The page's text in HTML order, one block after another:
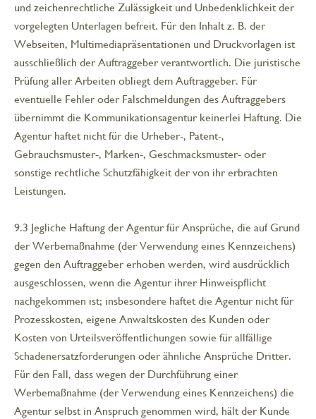
und zeichenrechtliche Zulässigkeit und Unbedenklichkeit der
vorgelegten Unterlagen befreit. Für den Inhalt z. B. der
Webseiten, Multimediapräsentationen und Druckvorlagen ist
ausschließlich der Auftraggeber verantwortlich. Die juristische
Prüfung aller Arbeiten obliegt dem Auftraggeber. Für
eventuelle Fehler oder Falschmeldungen des Auftraggebers
übernimmt die Kommunikationsagentur keinerlei Haftung. Die
Agentur haftet nicht für die Urheber-, Patent-,
Gebrauchsmuster-, Marken-, Geschmacksmuster- oder
sonstige rechtliche Schutzfähigkeit der von ihr erbrachten
Leistungen.
9.3 Jegliche Haftung der Agentur für Ansprüche, die auf Grund
der Werbemaßnahme (der Verwendung eines Kennzeichens)
gegen den Auftraggeber erhoben werden, wird ausdrücklich
ausgeschlossen, wenn die Agentur ihrer Hinweispflicht
nachgekommen ist; insbesondere haftet die Agentur nicht für
Prozesskosten, eigene Anwaltskosten des Kunden oder
Kosten von Urteilsveröffentlichungen sowie für allfällige
Schadenersatzforderungen oder ähnliche Ansprüche Dritter.
Für den Fall, dass wegen der Durchführung einer
Werbemaßnahme (der Verwendung eines Kennzeichens) die
Agentur selbst in Anspruch genommen wird, hält der Kunde